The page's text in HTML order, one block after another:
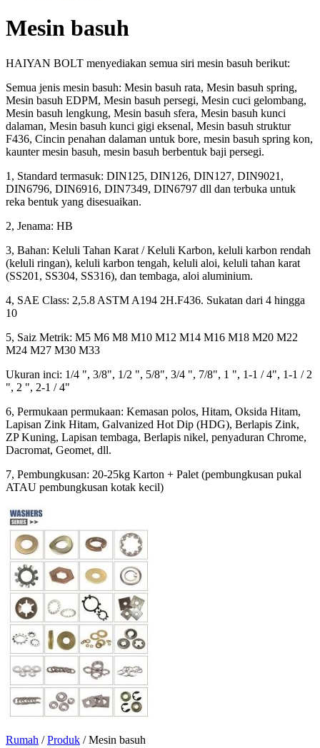
Mesin basuh
HAIYAN BOLT menyediakan semua siri mesin basuh berikut:
Semua jenis mesin basuh: Mesin basuh rata, Mesin basuh spring,
Mesin basuh EDPM, Mesin basuh persegi, Mesin cuci gelombang,
Mesin basuh lengkung, Mesin basuh sfera, Mesin basuh kunci
dalaman, Mesin basuh kunci gigi eksenal, Mesin basuh struktur
F436, Cincin penahan dalaman untuk bore, mesin basuh spring kon,
kaunter mesin basuh, mesin basuh berbentuk baji persegi.
1, Standard termasuk: DIN125, DIN126, DIN127, DIN9021,
DIN6796, DIN6916, DIN7349, DIN6797 dll dan terbuka untuk
reka bentuk yang disesuaikan.
2, Jenama: HB
3, Bahan: Keluli Tahan Karat / Keluli Karbon, keluli karbon rendah
(keluli ringan), keluli karbon tengah, keluli aloi, keluli tahan karat
(SS201, SS304, SS316), dan tembaga, aloi aluminium.
4, SAE Class: 2,5.8 ASTM A194 2H.F436. Sukatan dari 4 hingga
10
5, Saiz Metrik: M5 M6 M8 M10 M12 M14 M16 M18 M20 M22
M24 M27 M30 M33
Ukuran inci: 1/4 ", 3/8", 1/2 ", 5/8", 3/4 ", 7/8", 1 ", 1-1 / 4", 1-1 / 2
", 2 ", 2-1 / 4"
6, Permukaan permukaan: Kemasan polos, Hitam, Oksida Hitam,
Lapisan Zink Hitam, Galvanized Hot Dip (HDG), Berlapis Zink,
ZP Kuning, Lapisan tembaga, Berlapis nikel, penyaduran Chrome,
Dacromat, Geomet, dll.
7, Pembungkusan: 20-25kg Karton + Palet (pembungkusan pukal
ATAU pembungkusan kotak kecil)
Rumah /Produk /Mesin basuh